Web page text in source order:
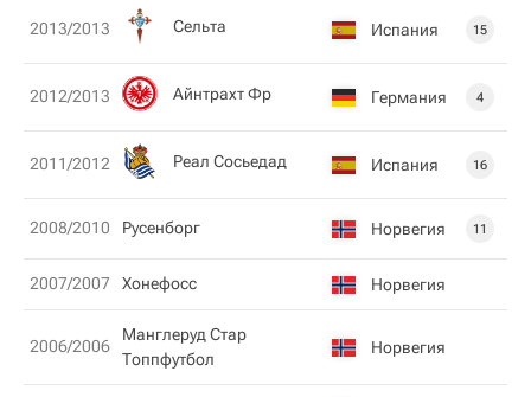
2013/2013 Сельта Испания 15
2012/2013 Айнтрахт Фр Германия 4
2011/2012 Реал Сосьедад Испания 16
2008/2010 Русенборг Норвегия 11
2007/2007 Хонефосс Норвегия
2006/2006
Манглеруд Стар
Топпфутбол
Норвегия